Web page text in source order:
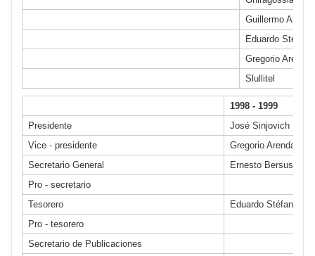
Guillermo
Eduardo Stéfano
Gregorio Arendar
Slullitel
1998 - 1999
Presidente
José Sinjovich
Vice - presidente
Gregorio Arendar
Secretario General
Ernesto Bersusky
Pro - secretario
Tesorero
Eduardo Stéfano
Pro - tesorero
Secretario de Publicaciones